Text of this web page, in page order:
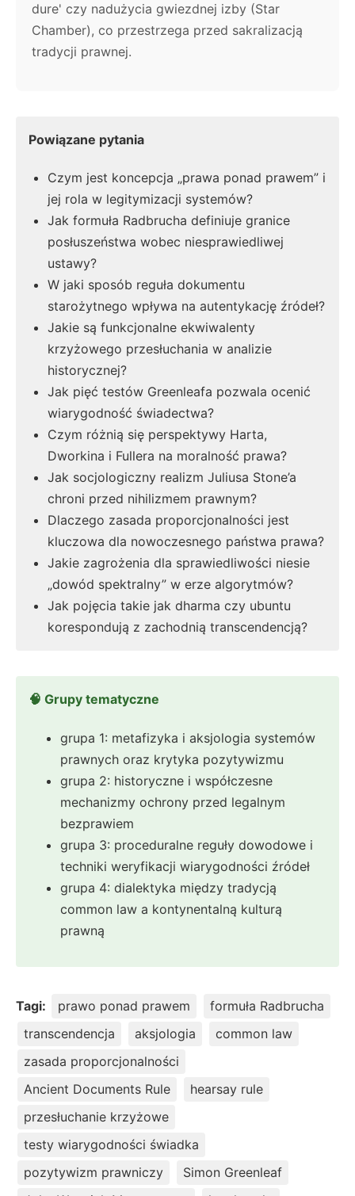
dure' czy nadużycia gwiezdnej izby (Star
Chamber), co przestrzega przed sakralizacją
tradycji prawnej.
Powiązane pytania
Czym jest koncepcja „prawa ponad prawem” i
jej rola w legitymizacji systemów?
Jak formuła Radbrucha definiuje granice
posłuszeństwa wobec niesprawiedliwej
ustawy?
W jaki sposób reguła dokumentu
starożytnego wpływa na autentykację źródeł?
Jakie są funkcjonalne ekwiwalenty
krzyżowego przesłuchania w analizie
historycznej?
Jak pięć testów Greenleafa pozwala ocenić
wiarygodność świadectwa?
Czym różnią się perspektywy Harta,
Dworkina i Fullera na moralność prawa?
Jak socjologiczny realizm Juliusa Stone’a
chroni przed nihilizmem prawnym?
Dlaczego zasada proporcjonalności jest
kluczowa dla nowoczesnego państwa prawa?
Jakie zagrożenia dla sprawiedliwości niesie
„dowód spektralny” w erze algorytmów?
Jak pojęcia takie jak dharma czy ubuntu
korespondują z zachodnią transcendencją?
🧠 Grupy tematyczne
grupa 1: metafizyka i aksjologia systemów
prawnych oraz krytyka pozytywizmu
grupa 2: historyczne i współczesne
mechanizmy ochrony przed legalnym
bezprawiem
grupa 3: proceduralne reguły dowodowe i
techniki weryfikacji wiarygodności źródeł
grupa 4: dialektyka między tradycją
common law a kontynentalną kulturą
prawną
Tagi: prawo ponad prawem
formuła Radbrucha
transcendencja
aksjologia
common law
zasada proporcjonalności
Ancient Documents Rule
hearsay rule
przesłuchanie krzyżowe
testy wiarygodności świadka
pozytywizm prawniczy
Simon Greenleaf